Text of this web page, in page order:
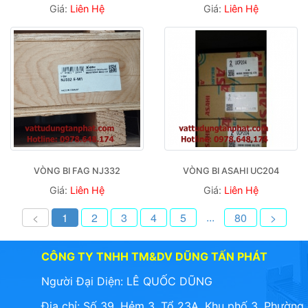
Giá: Liên Hệ Giá: Liên Hệ
VÒNG BI FAG NJ332
Giá: Liên Hệ
VÒNG BI ASAHI UC204
Giá: Liên Hệ
< 1 2 3 4 5 ... 80 >
CÔNG TY TNHH TM&DV DŨNG TẤN PHÁT
Người Đại Diện: LÊ QUỐC DŨNG